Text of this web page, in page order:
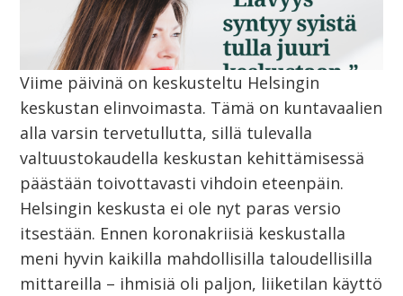
Viime päivinä on keskusteltu Helsingin
keskustan elinvoimasta. Tämä on kuntavaalien
alla varsin tervetullutta, sillä tulevalla
valtuustokaudella keskustan kehittämisessä
päästään toivottavasti vihdoin eteenpäin.
Helsingin keskusta ei ole nyt paras versio
itsestään. Ennen koronakriisiä keskustalla
meni hyvin kaikilla mahdollisilla taloudellisilla
mittareilla – ihmisiä oli paljon, liiketilan käyttö